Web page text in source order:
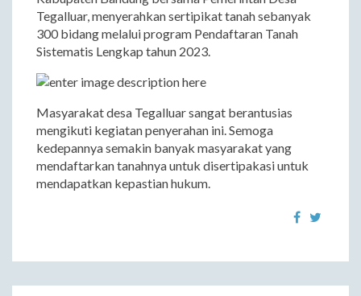
Tegalluar, menyerahkan sertipikat tanah sebanyak
300 bidang melalui program Pendaftaran Tanah
Sistematis Lengkap tahun 2023.
Masyarakat desa Tegalluar sangat berantusias
mengikuti kegiatan penyerahan ini. Semoga
kedepannya semakin banyak masyarakat yang
mendaftarkan tanahnya untuk disertipakasi untuk
mendapatkan kepastian hukum.